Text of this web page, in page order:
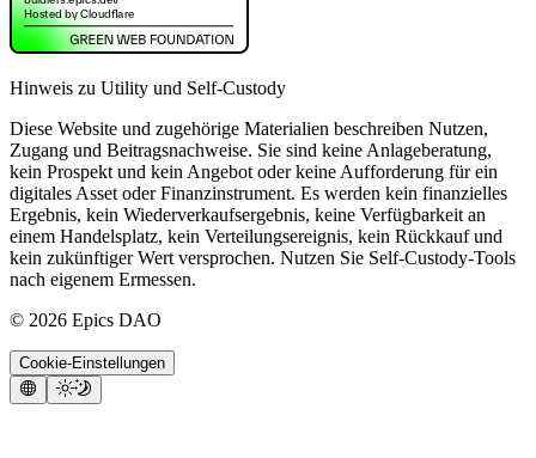
Hinweis zu Utility und Self-Custody
Diese Website und zugehörige Materialien beschreiben Nutzen,
Zugang und Beitragsnachweise. Sie sind keine Anlageberatung,
kein Prospekt und kein Angebot oder keine Aufforderung für ein
digitales Asset oder Finanzinstrument. Es werden kein finanzielles
Ergebnis, kein Wiederverkaufsergebnis, keine Verfügbarkeit an
einem Handelsplatz, kein Verteilungsereignis, kein Rückkauf und
kein zukünftiger Wert versprochen. Nutzen Sie Self-Custody-Tools
nach eigenem Ermessen.
© 2026 Epics DAO
Cookie-Einstellungen